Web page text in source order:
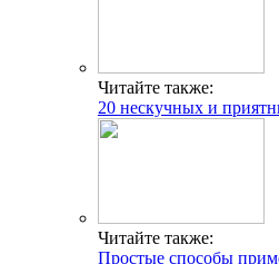
Читайте также:
20 нескучных и
Читайте также:
Простые способы